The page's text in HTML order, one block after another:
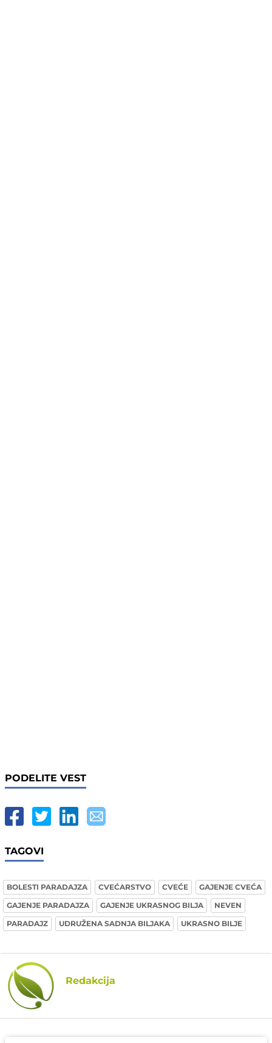
PODELITE VEST
TAGOVI
BOLESTI PARADAJZA CVEĆARSTVO CVEĆE
GAJENJE CVEĆA
GAJENJE PARADAJZA
GAJENJE UKRASNOG BILJA
NEVEN
PARADAJZ
UDRUŽENA SADNJA BILJAKA UKRASNO BILJE
Redakcija